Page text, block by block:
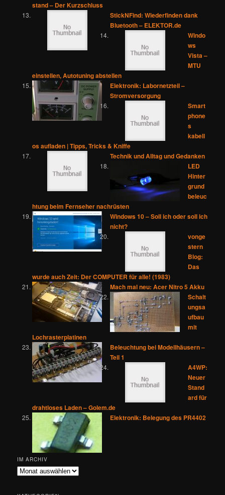
stand – Der Kurzschluss
StickNFind: Wiederfinden dank
Bluetooth – ELEKTOR.de
Windo
ws
Vista –
MTU
einstellen, Autotuning abstellen
Elektronik: Labornetzteil –
Stromversorgung
Smart
phone
s
kabell
os aufladen | Tipps, Tricks & Kniffe
Technik und Alltag und Gedanken
LED
Hinter
grund
beleuc
htung beim Fernseher nachrüsten
Windows 10 – Soll ich oder soll ich
nicht?
vonge
stern
Blog:
Das
wurde auch Zeit: Der COMPUTER für alle! (1983)
Mach mal neu: Acer Nitro 5 Akku
Schalt
ungsa
ufbau
mit
Lochrasterplatinen
Beleuchtung bei Modellhäusern –
Teil 1
A4WP:
Neuer
Stand
ard für
drahtloses Laden – Golem.de
Elektronik: Belegung des PR4402
IM ARCHIV
Im